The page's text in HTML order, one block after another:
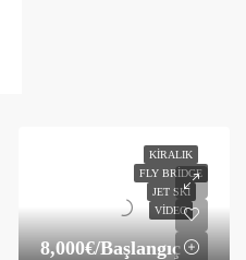
KIRALIK
FLY BRIDGE
JET SKI
VIDEO
8,000€/Başlangıç